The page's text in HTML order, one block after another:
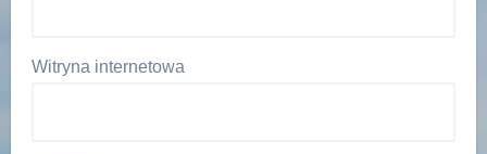
Witryna internetowa